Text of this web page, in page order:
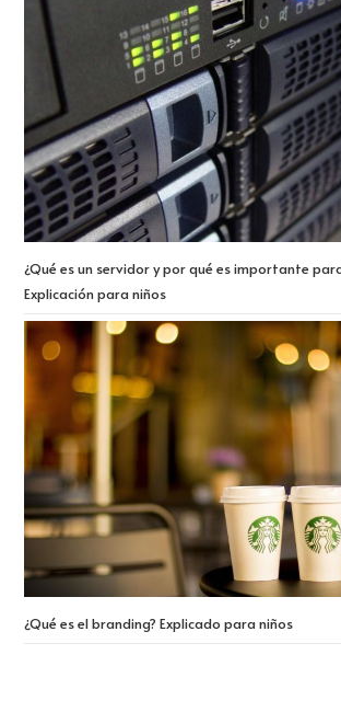
¿Qué es un servidor y por qué es importante
Explicación para niños
¿Qué es el branding? Explicado para niños